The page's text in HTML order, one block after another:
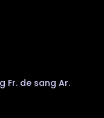
Fr. de sang Ar.